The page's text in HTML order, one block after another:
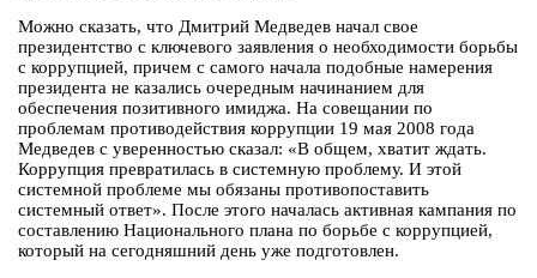
Можно сказать, что Дмитрий Медведев начал свое
президентство с ключевого заявления о необходимости борьбы
с коррупцией, причем с самого начала подобные намерения
президента не казались очередным начинанием для
обеспечения позитивного имиджа. На совещании по
проблемам противодействия коррупции 19 мая 2008 года
Медведев с уверенностью сказал: «В общем, хватит ждать.
Коррупция превратилась в системную проблему. И этой
системной проблеме мы обязаны противопоставить
системный ответ». После этого началась активная кампания по
составлению Национального плана по борьбе с коррупцией,
который на сегодняшний день уже подготовлен.